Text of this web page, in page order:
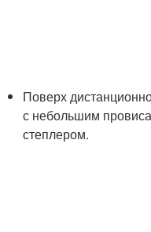
Поверх
с небольшим
степлером.